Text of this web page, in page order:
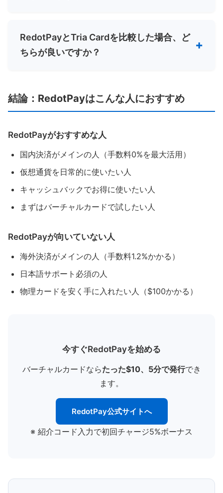
RedotPayとTria Cardを比較した場合、ど
ちらが良いですか？
結論：RedotPayはこんな人におすすめ
RedotPayがおすすめな人
国内決済がメインの人（手数料0%を最大活用）
仮想通貨を日常的に使いたい人
キャッシュバックでお得に使いたい人
まずはバーチャルカードで試したい人
RedotPayが向いていない人
海外決済がメインの人（手数料1.2%かかる）
日本語サポート必須の人
物理カードを安く手に入れたい人（$100かかる）
今すぐRedotPayを始める
バーチャルカードならたった$10、5分で発行でき
ます。
RedotPay公式サイトへ
※ 紹介コード入力で初回チャージ5%ボーナス